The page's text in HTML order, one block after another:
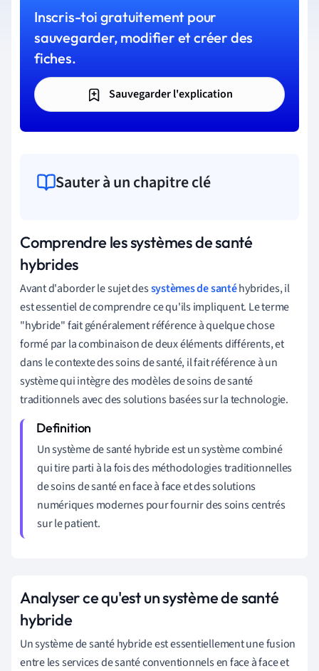
Inscris-toi gratuitement pour
sauvegarder, modifier et créer des
fiches.
Sauvegarder l'explication
Sauter à un chapitre clé
Comprendre les systèmes de santé
hybrides
Avant d'aborder le sujet dessystèmes de santéhybrides, il
est essentiel de comprendre ce qu'ils impliquent. Le terme
"hybride" fait généralement référence à quelque chose
formé par la combinaison de deux éléments différents, et
dans le contexte des soins de santé, il fait référence à un
système qui intègre des modèles de soins de santé
traditionnels avec des solutions basées sur la technologie.
Un système de santé hybride est un système combiné
qui tire parti à la fois des méthodologies traditionnelles
de soins de santé en face à face et des solutions
numériques modernes pour fournir des soins centrés
sur le patient.
Analyser ce qu'est un système de santé
hybride
Un système de santé hybride est essentiellement une fusion
entre les services de santé conventionnels en face à face et